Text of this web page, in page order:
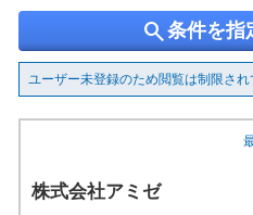
search条件を指
ユーザー未登録のため閲覧は制限され
株式会社アミゼ